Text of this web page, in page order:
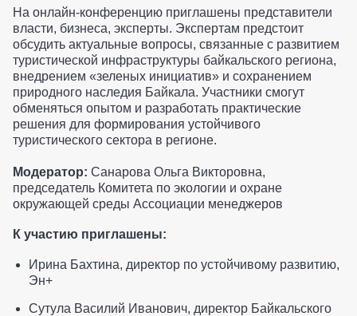
На онлайн-конференцию приглашены представители
власти, бизнеса, эксперты. Экспертам предстоит
обсудить актуальные вопросы, связанные с развитием
туристической инфраструктуры байкальского региона,
внедрением «зеленых инициатив» и сохранением
природного наследия Байкала. Участники смогут
обменяться опытом и разработать практические
решения для формирования устойчивого
туристического сектора в регионе.
Модератор: Санарова Ольга Викторовна,
председатель Комитета по экологии и охране
окружающей среды Ассоциации менеджеров
К участию приглашены:
Ирина Бахтина, директор по устойчивому развитию,
Эн+
Сутула Василий Иванович, директор Байкальского